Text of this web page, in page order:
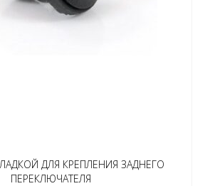
ДЛЯ КРЕПЛЕНИЯ ЗАДНЕГО
ПЕРЕКЛЮЧАТЕЛЯ